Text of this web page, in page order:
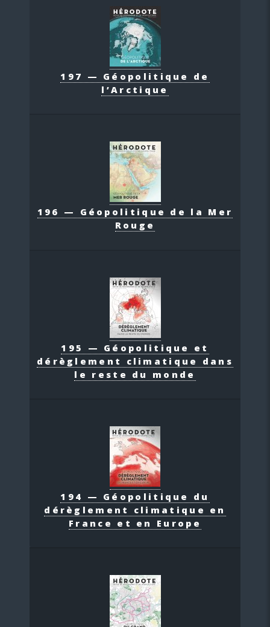
197 — Géopolitique de
l’Arctique
196 — Géopolitique de la Mer
Rouge
195 — Géopolitique et
dérèglement climatique dans
le reste du monde
194 — Géopolitique du
dérèglement climatique en
France et en Europe